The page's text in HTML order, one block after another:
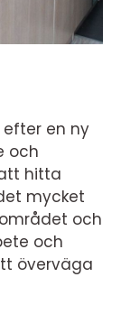
en ny
och
hitta
mycket
och
och
överväga